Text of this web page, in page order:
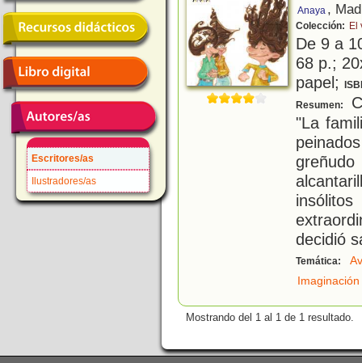
Escritores/as
Ilustradores/as
Anaya ,
Colección: El
De 9 a
68 p.;
papel;
Resumen:
"La
decidió
Temática:
Imaginación
Mostrando del 1 al 1 de 1 resultado.